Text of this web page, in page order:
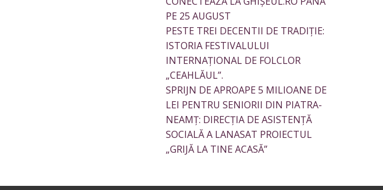
PE 25 AUGUST
PESTE TREI DECENTII DE TRADIȚIE:
ISTORIA FESTIVALULUI
INTERNAȚIONAL DE FOLCLOR
„CEAHLĂUL”.
SPRIJN DE APROAPE 5 MILIOANE DE
LEI PENTRU SENIORII DIN PIATRA-
NEAMȚ: DIRECȚIA DE ASISTENȚĂ
SOCIALĂ A LANASAT PROIECTUL
„GRIJĂ LA TINE ACASĂ”